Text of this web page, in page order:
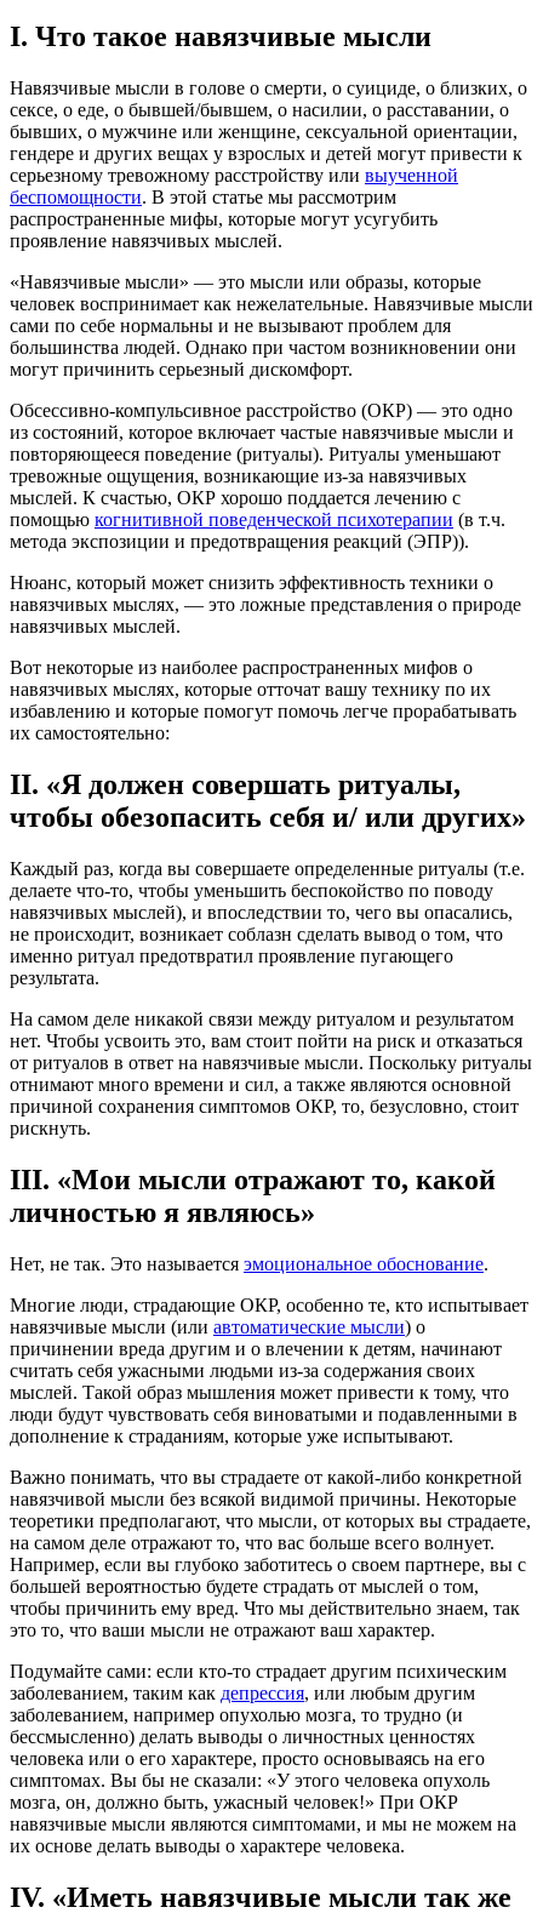
I. Что такое навязчивые мысли
Навязчивые мысли в голове о смерти, о суициде, о близких, о
сексе, о еде, о бывшей/бывшем, о насилии, о расставании, о
бывших, о мужчине или женщине, сексуальной ориентации,
гендере и других вещах у взрослых и детей могут привести к
серьезному тревожному расстройству или выученной
беспомощности. В этой статье мы рассмотрим
распространенные мифы, которые могут усугубить
проявление навязчивых мыслей.
«Навязчивые мысли» — это мысли или образы, которые
человек воспринимает как нежелательные. Навязчивые мысли
сами по себе нормальны и не вызывают проблем для
большинства людей. Однако при частом возникновении они
могут причинить серьезный дискомфорт.
Обсессивно-компульсивное расстройство (ОКР) — это одно
из состояний, которое включает частые навязчивые мысли и
повторяющееся поведение (ритуалы). Ритуалы уменьшают
тревожные ощущения, возникающие из-за навязчивых
мыслей. К счастью, ОКР хорошо поддается лечению с
помощью когнитивной поведенческой психотерапии (в т.ч.
метода экспозиции и предотвращения реакций (ЭПР)).
Нюанс, который может снизить эффективность техники о
навязчивых мыслях, — это ложные представления о природе
навязчивых мыслей.
Вот некоторые из наиболее распространенных мифов о
навязчивых мыслях, которые отточат вашу технику по их
избавлению и которые помогут помочь легче прорабатывать
их самостоятельно:
II. «Я должен совершать ритуалы,
чтобы обезопасить себя и/ или других»
Каждый раз, когда вы совершаете определенные ритуалы (т.е.
делаете что-то, чтобы уменьшить беспокойство по поводу
навязчивых мыслей), и впоследствии то, чего вы опасались,
не происходит, возникает соблазн сделать вывод о том, что
именно ритуал предотвратил проявление пугающего
результата.
На самом деле никакой связи между ритуалом и результатом
нет. Чтобы усвоить это, вам стоит пойти на риск и отказаться
от ритуалов в ответ на навязчивые мысли. Поскольку ритуалы
отнимают много времени и сил, а также являются основной
причиной сохранения симптомов ОКР, то, безусловно, стоит
рискнуть.
III. «Мои мысли отражают то, какой
личностью я являюсь»
Нет, не так. Это называется эмоциональное обоснование.
Многие люди, страдающие ОКР, особенно те, кто испытывает
навязчивые мысли (или автоматические мысли) о
причинении вреда другим и о влечении к детям, начинают
считать себя ужасными людьми из-за содержания своих
мыслей. Такой образ мышления может привести к тому, что
люди будут чувствовать себя виноватыми и подавленными в
дополнение к страданиям, которые уже испытывают.
Важно понимать, что вы страдаете от какой-либо конкретной
навязчивой мысли без всякой видимой причины. Некоторые
теоретики предполагают, что мысли, от которых вы страдаете,
на самом деле отражают то, что вас больше всего волнует.
Например, если вы глубоко заботитесь о своем партнере, вы с
большей вероятностью будете страдать от мыслей о том,
чтобы причинить ему вред. Что мы действительно знаем, так
это то, что ваши мысли не отражают ваш характер.
Подумайте сами: если кто-то страдает другим психическим
заболеванием, таким как депрессия, или любым другим
заболеванием, например опухолью мозга, то трудно (и
бессмысленно) делать выводы о личностных ценностях
человека или о его характере, просто основываясь на его
симптомах. Вы бы не сказали: «У этого человека опухоль
мозга, он, должно быть, ужасный человек!» При ОКР
навязчивые мысли являются симптомами, и мы не можем на
их основе делать выводы о характере человека.
IV. «Иметь навязчивые мысли так же